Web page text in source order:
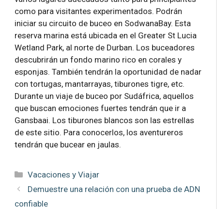
como para visitantes experimentados. Podrán
iniciar su circuito de buceo en SodwanaBay. Esta
reserva marina está ubicada en el Greater St Lucia
Wetland Park, al norte de Durban. Los buceadores
descubrirán un fondo marino rico en corales y
esponjas. También tendrán la oportunidad de nadar
con tortugas, mantarrayas, tiburones tigre, etc.
Durante un viaje de buceo por Sudáfrica, aquellos
que buscan emociones fuertes tendrán que ir a
Gansbaai. Los tiburones blancos son las estrellas
de este sitio. Para conocerlos, los aventureros
tendrán que bucear en jaulas.
Categorías
Vacaciones y Viajar
Demuestre una relación con una prueba de ADN
confiable